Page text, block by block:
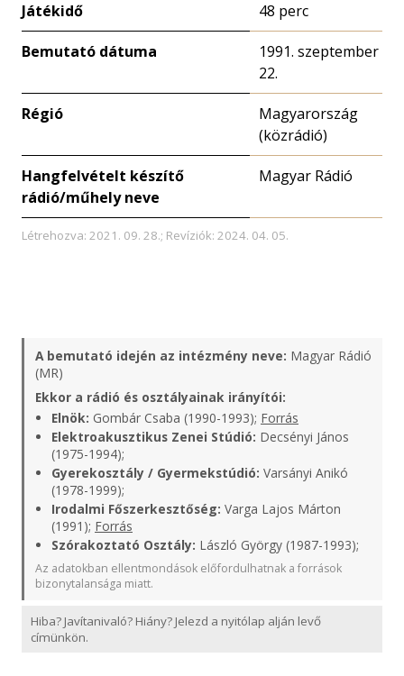
Játékidő 48 perc
Bemutató dátuma
1991. szeptember
22.
Régió
Magyarország
(közrádió)
Hangfelvételt készítő
rádió/műhely neve
Magyar Rádió
Létrehozva: 2021. 09. 28.; Revíziók: 2024. 04. 05.
A bemutató idején az intézmény neve: Magyar Rádió
(MR)
Ekkor a rádió és osztályainak irányítói:
Elnök: Gombár Csaba (1990-1993); Forrás
Elektroakusztikus Zenei Stúdió: Decsényi János
(1975-1994);
Gyerekosztály / Gyermekstúdió: Varsányi Anikó
(1978-1999);
Irodalmi Főszerkesztőség: Varga Lajos Márton
(1991); Forrás
Szórakoztató Osztály: László György (1987-1993);
Az adatokban ellentmondások előfordulhatnak a források
bizonytalansága miatt.
Hiba? Javítanivaló? Hiány? Jelezd a nyitólap alján levő
címünkön.